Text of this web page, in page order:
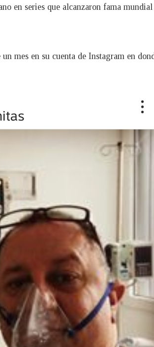
en series que alcanzaron fama
mes en su cuenta de Instagram en